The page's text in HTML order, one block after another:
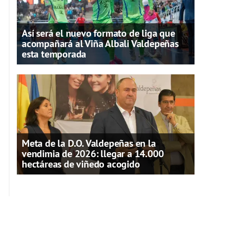
Así será el nuevo formato de liga que
acompañará al Viña Albali Valdepeñas
esta temporada
Meta de la D.O. Valdepeñas en la
vendimia de 2026: llegar a 14.000
hectáreas de viñedo acogido